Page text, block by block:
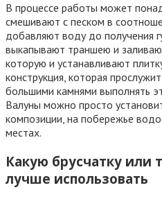
В процессе работы может
смешивают с песком в
добавляют воду до получения
выкапывают траншею и
которую и устанавливают
конструкция, которая
большими камнями выполнять
Валуны можно просто
композиции, на побережье
местах.
Какую брусчатку или
лучше использовать